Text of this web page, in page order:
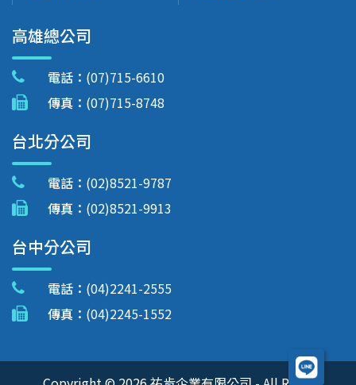
高雄總公司
電話： (07)715-6610
傳真： (07)715-8748
台北分公司
電話： (02)8521-9787
傳真： (02)8521-9913
台中分公司
電話： (04)2241-2555
傳真： (04)2245-1552